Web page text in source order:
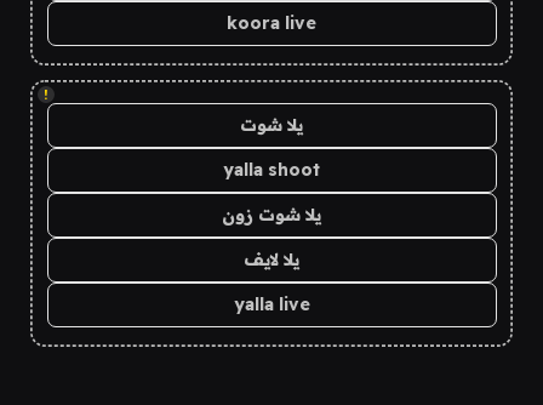
koora live
!
يلا شوت
yalla shoot
يلا شوت زون
يلا لايف
yalla live